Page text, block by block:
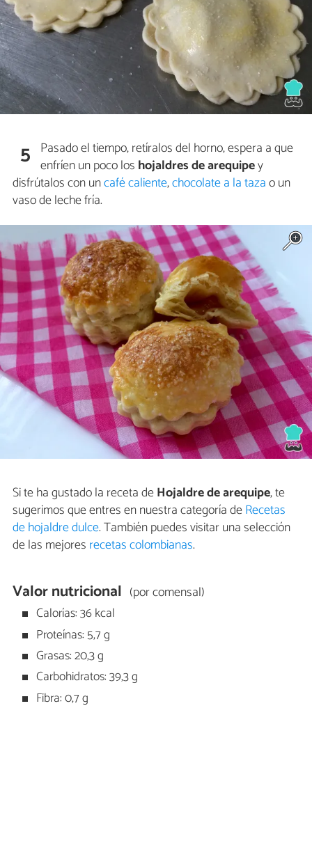
5 Pasado el tiempo, retíralos del horno, espera a que
enfríen un poco los hojaldres de arequipey
disfrútalos con uncafé caliente,chocolate a la tazao un
vaso de leche fría.
Si te ha gustado la receta deHojaldre de arequipe, te
sugerimos que entres en nuestra categoría deRecetas
de hojaldre dulce. También puedes visitar una selección
de las mejores recetas colombianas.
Valor nutricional (por comensal)
Calorías: 36 kcal
Proteínas: 5,7 g
Grasas: 20,3 g
Carbohidratos: 39,3 g
Fibra: 0,7 g